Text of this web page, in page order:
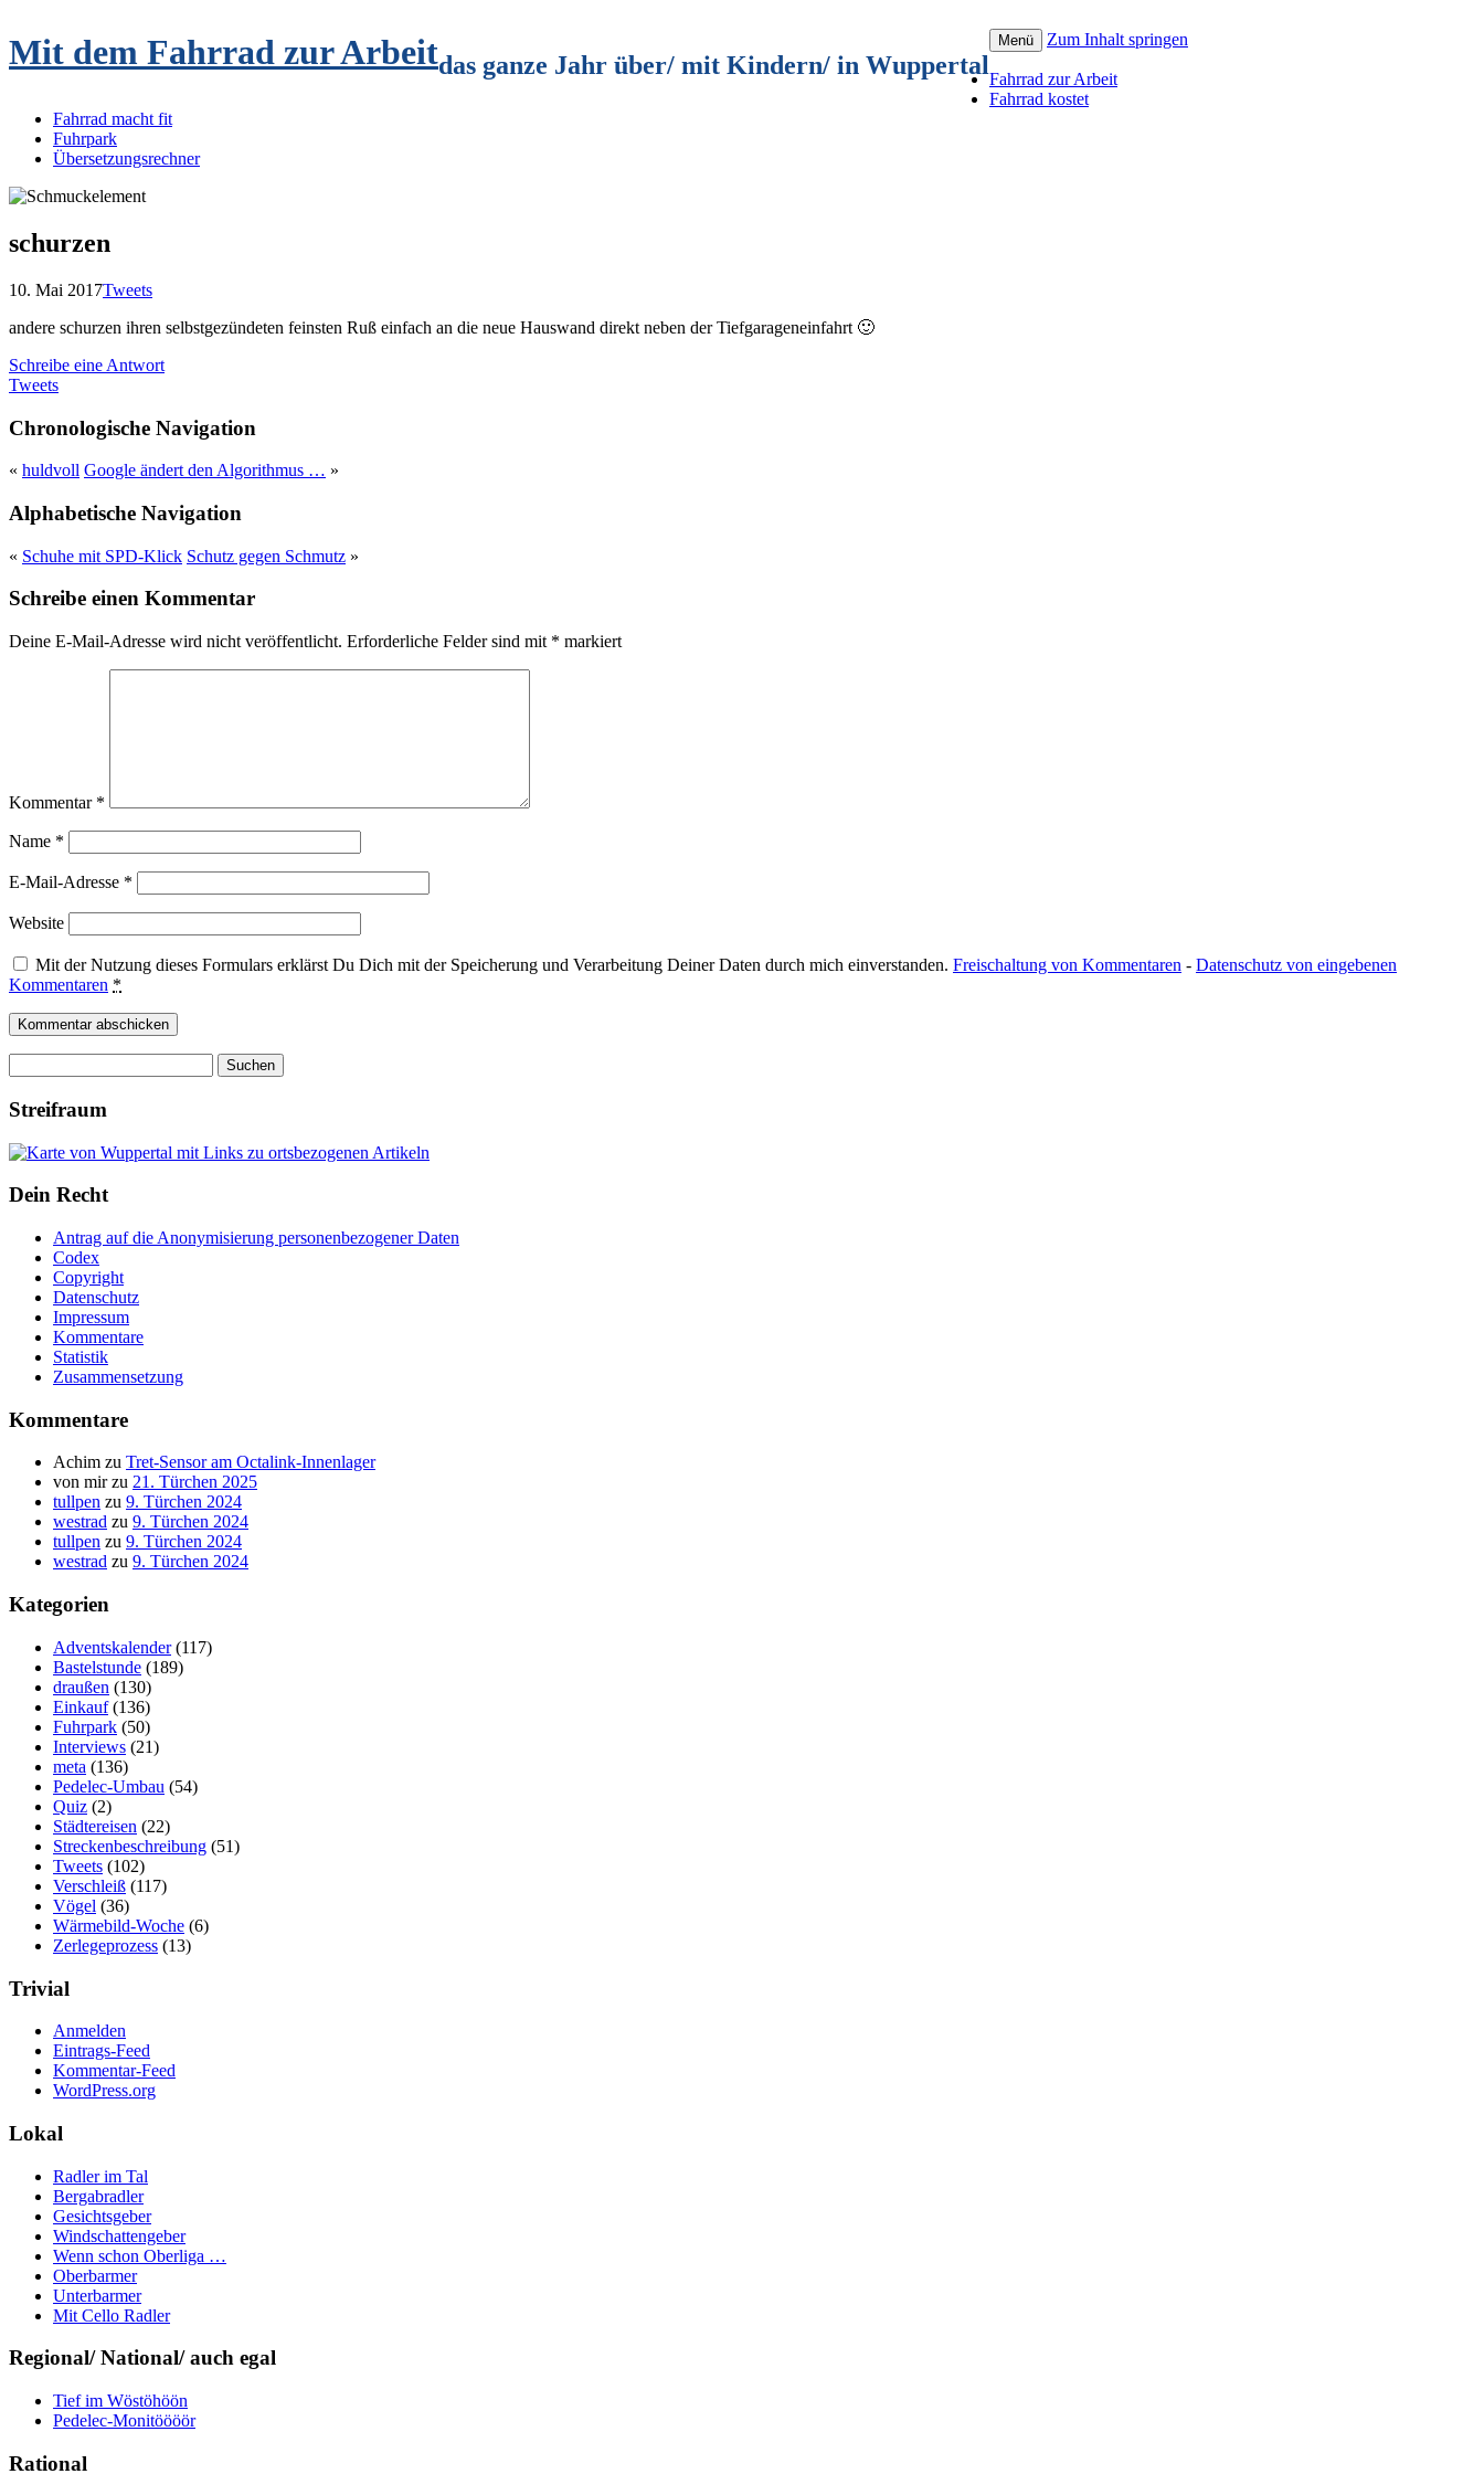
Mit dem Fahrrad zur Arbeitdas ganze Jahr über/ mit Kindern/ in Wuppertal
Menü Zum Inhalt springen
Fahrrad zur Arbeit
Fahrrad kostet
Fahrrad macht fit
Fuhrpark
Übersetzungsrechner
schurzen
10. Mai 2017Tweets
andere schurzen ihren selbstgezündeten feinsten Ruß einfach an die neue Hauswand direkt neben der Tiefgarageneinfahrt 🙂
Schreibe eine Antwort
Tweets
Chronologische Navigation
« huldvoll Google ändert den Algorithmus … »
Alphabetische Navigation
« Schuhe mit SPD-Klick Schutz gegen Schmutz »
Schreibe einen Kommentar
Deine E-Mail-Adresse wird nicht veröffentlicht. Erforderliche Felder sind mit * markiert
Kommentar *
Name *
E-Mail-Adresse *
Website
Mit der Nutzung dieses Formulars erklärst Du Dich mit der Speicherung und Verarbeitung Deiner Daten durch mich einverstanden. Freischaltung von Kommentaren - Datenschutz von eingebenen
Kommentaren *
nach:
Streifraum
Dein Recht
Antrag auf die Anonymisierung personenbezogener Daten
Codex
Copyright
Datenschutz
Impressum
Kommentare
Statistik
Zusammensetzung
Kommentare
Achim zu Tret-Sensor am Octalink-Innenlager
von mirzu 21. Türchen 2025
tullpen zu 9. Türchen 2024
westrad zu 9. Türchen 2024
tullpen zu 9. Türchen 2024
westrad zu 9. Türchen 2024
Kategorien
Adventskalender(117)
Bastelstunde (189)
draußen (130)
Einkauf(136)
Fuhrpark (50)
Interviews (21)
meta (136)
Pedelec-Umbau (54)
Quiz (2)
Städtereisen (22)
Streckenbeschreibung (51)
Tweets (102)
Verschleiß (117)
Vögel (36)
Wärmebild-Woche (6)
Zerlegeprozess (13)
Trivial
Anmelden
Eintrags-Feed
Kommentar-Feed
WordPress.org
Lokal
Radler im Tal
Bergabradler
Gesichtsgeber
Windschattengeber
Wenn schon Oberliga …
Oberbarmer
Unterbarmer
Mit Cello Radler
Regional/ National/ auch egal
Tief im Wöstöhöön
Pedelec-Monitöööör
Rational